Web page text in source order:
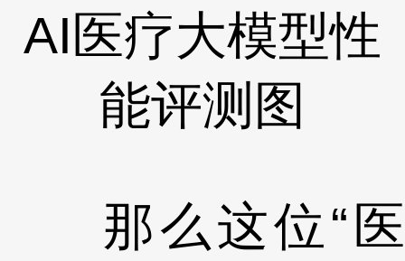
AI医疗大模型性
能评测图
那么这位“医